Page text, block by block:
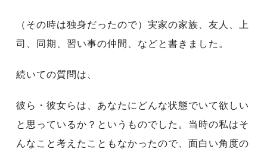
（その時は独身だったので）実家の家族、友人、上
司、同期、習い事の仲間、などと書きました。
続いての質問は、
彼ら・彼女らは、あなたにどんな状態でいて欲しい
と思っているか？というものでした。 当時の私はそ
んなこと考えたこともなかったので、面白い角度の